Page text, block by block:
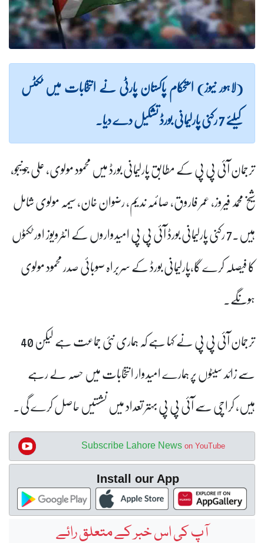
(لاہور نیوز) استحکام پاکستان پارٹی نے انتخابات میں ٹکٹس
کیلئے 7 رکنی پارلیمانی بورڈ تشکیل دے دیا۔
ترجمان آئی پی پی کے مطابق پارلیمانی بورڈ میں محمود مولوی، علی جونیجو،
شیخ محمد فیروز، عمر فاروق، صائمہ ندیم، رضوان خان، سیمہ مولوی شامل
ہیں۔7 رکنی پارلیمانی بورڈ آئی پی پی امیدواروں کے انٹرویوز اور ٹکٹوں
کا فیصلہ کرے گا،پارلیمانی بورڈ کے سربراہ صوبائی صدر محمود مولوی
ہونگے۔
ترجمان آئی پی پی نے کہا ہے کہ ہماری نئی جماعت ہے لیکن 40
سے زائد سیٹوں پر ہمارے امیدوار انتخابات میں حصہ لے رہے
ہیں، کراچی سے آئی پی پی بہتر تعداد میں نشستیں حاصل کرے گی۔
Subscribe Lahore News on YouTube
Install our App
آپ کی اس خبر کے متعلق رائے